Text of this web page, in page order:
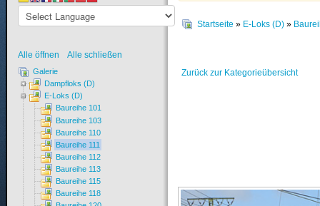
Startseite » E-Loks (D) »
Zurück zur Kategorieübersicht
Alle öffnen Alle schließen
Galerie
Dampfloks (D)
E-Loks (D)
Baureihe 101
Baureihe 103
Baureihe 110
Baureihe 111
Baureihe 112
Baureihe 113
Baureihe 115
Baureihe 118